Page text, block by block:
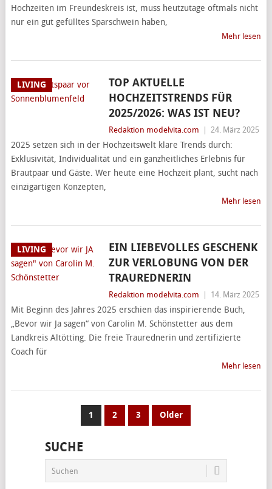
Hochzeiten im Freundeskreis ist, muss heutzutage oftmals nicht
nur ein gut gefülltes Sparschwein haben,
Mehr lesen
LIVING
TOP AKTUELLE
HOCHZEITSTRENDS FÜR
2025/2026: WAS IST NEU?
Redaktion modelvita.com 24. März 2025
2025 setzen sich in der Hochzeitswelt klare Trends durch:
Exklusivität, Individualität und ein ganzheitliches Erlebnis für
Brautpaar und Gäste. Wer heute eine Hochzeit plant, sucht nach
einzigartigen Konzepten,
Mehr lesen
LIVING
EIN LIEBEVOLLES GESCHENK
ZUR VERLOBUNG VON DER
TRAUREDNERIN
Redaktion modelvita.com 14. März 2025
Mit Beginn des Jahres 2025 erschien das inspirierende Buch,
„Bevor wir Ja sagen“ von Carolin M. Schönstetter aus dem
Landkreis Altötting. Die freie Traurednerin und zertifizierte
Coach für
Mehr lesen
SEITENNUMMERIERUNG
BEITRÄGE
1 2 3 Older
SUCHE